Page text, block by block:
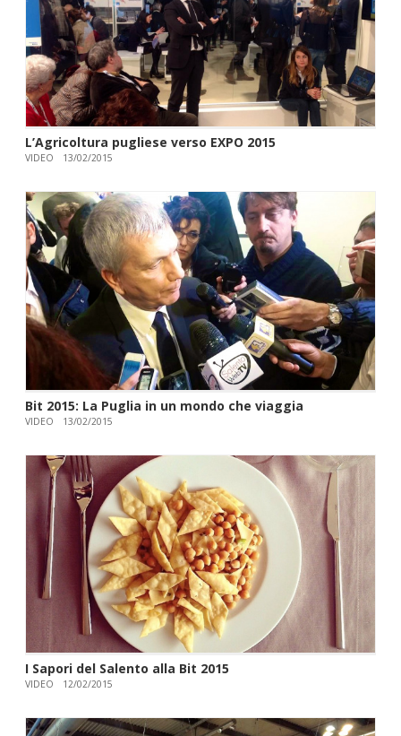
L’Agricoltura pugliese verso EXPO 2015
VIDEO 13/02/2015
Bit 2015: La Puglia in un mondo che viaggia
VIDEO 13/02/2015
I Sapori del Salento alla Bit 2015
VIDEO 12/02/2015